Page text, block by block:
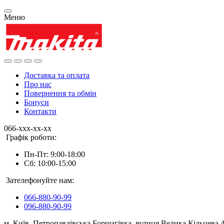
Меню
Доставка та оплата
Про нас
Повернення та обмін
Бонуси
Контакти
066-xxx-xx-xx
Графік роботи:
Пн-Пт: 9:00-18:00
Сб: 10:00-15:00
Зателефонуйте нам:
066-880-90-99
096-880-90-99